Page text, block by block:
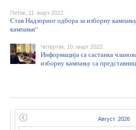
Петак, 11. март 2022.
Став Надзорног одбора за изборну
кампањи“
Четвртак, 10. март 2022.
Информација са састанка
изборну кампању са